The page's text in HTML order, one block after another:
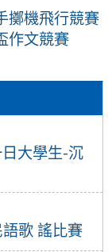
大學生-沉
歌 謠比賽
擲機飛行競賽
作文競賽